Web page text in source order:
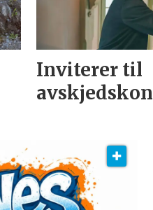
Inviterer til